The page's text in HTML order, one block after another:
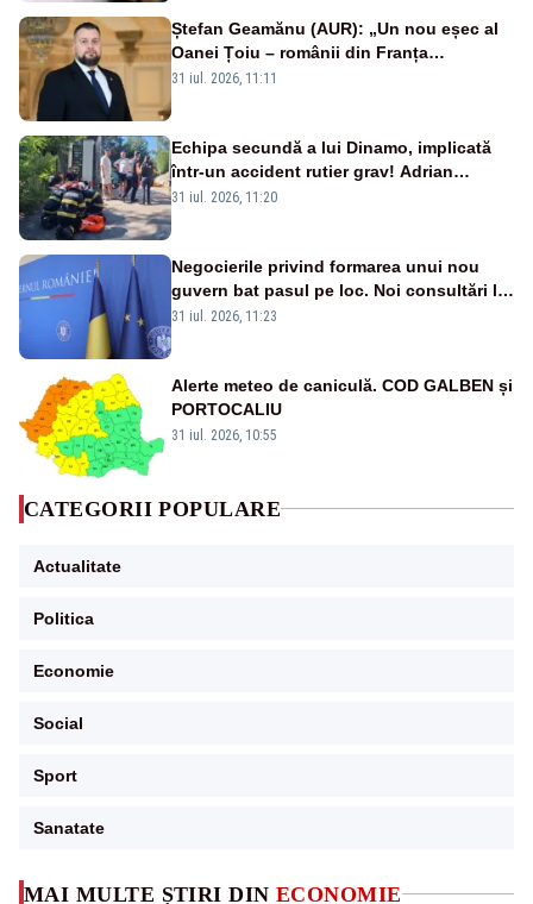
MAI MULTE ȘTIRI DIN ECONOMIE
Ștefan Geamănu (AUR): „Un nou eșec al
Oanei Țoiu – românii din Franța
abandonați de propriul minister de
31 iul. 2026, 11:11
Echipa secundă a lui Dinamo, implicată
într-un accident rutier grav! Adrian
Ropotan a fost resuscitat
31 iul. 2026, 11:20
Negocierile privind formarea unui nou
guvern bat pasul pe loc. Noi consultări la
Cotroceni, așteptate după mijlocul lunii
31 iul. 2026, 11:23
Alerte meteo de caniculă. COD GALBEN și
PORTOCALIU
31 iul. 2026, 10:55
CATEGORII POPULARE
Actualitate
Politica
Economie
Social
Sport
Sanatate